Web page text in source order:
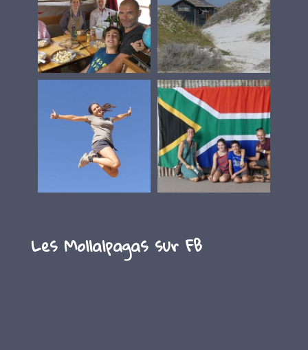
Les Mollalpagas sur FB